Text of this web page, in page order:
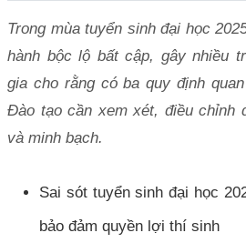
Trong mùa tuyển sinh đại học
hành bộc lộ bất cập, gây nhiều
gia cho rằng có ba quy định
Đào tạo cần xem xét, điều chỉnh
và minh bạch.
Sai sót tuyển sinh đại học
bảo đảm quyền lợi thí sinh